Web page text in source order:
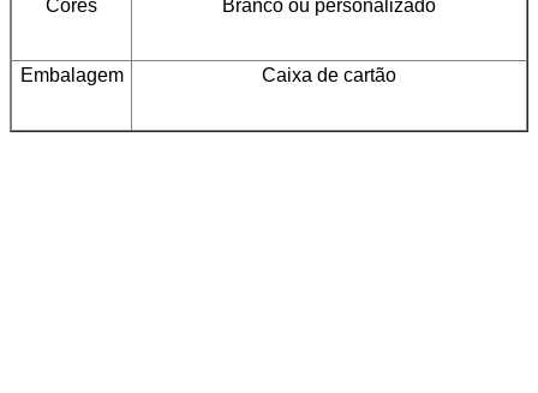
Cores Branco ou personalizado
Embalagem Caixa de cartão